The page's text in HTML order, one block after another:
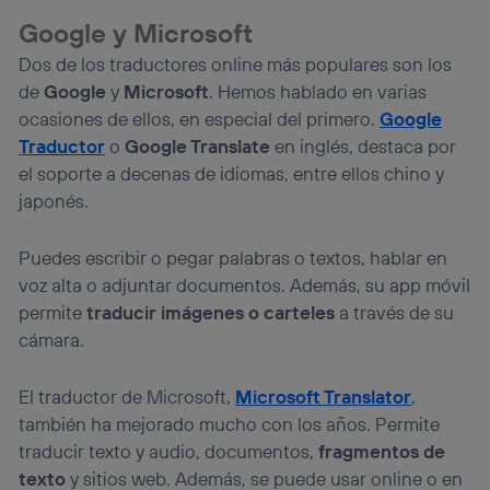
Google y Microsoft
Dos de los traductores online más populares son los
de Google y Microsoft. Hemos hablado en varias
ocasiones de ellos, en especial del primero.Google
Traductoro Google Translate en inglés, destaca por
el soporte a decenas de idiomas, entre ellos chino y
japonés.
Puedes escribir o pegar palabras o textos, hablar en
voz alta o adjuntar documentos. Además, su app móvil
permitetraducir imágenes o carteles a través de su
cámara.
El traductor de Microsoft, Microsoft Translator,
también ha mejorado mucho con los años. Permite
traducir texto y audio, documentos,fragmentos de
textoy sitios web. Además, se puede usar online o en